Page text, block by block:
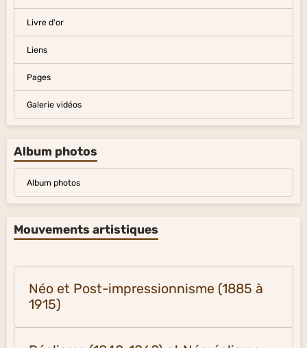
Livre d'or
Liens
Pages
Galerie vidéos
Album photos
Album photos
Mouvements artistiques
Néo et Post-impressionnisme (1885 à
1915)